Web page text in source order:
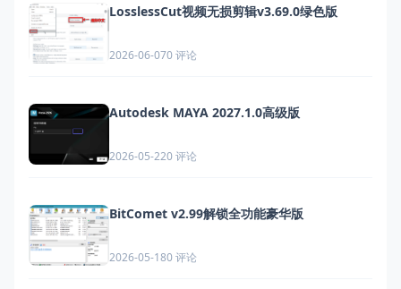
LosslessCut视频无损剪辑v3.69.0绿色版
2026-06-070 评论
Autodesk MAYA 2027.1.0高级版
2026-05-220 评论
BitComet v2.99解锁全功能豪华版
2026-05-180 评论